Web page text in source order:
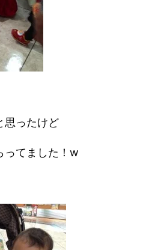
思ったけど
ってました！w